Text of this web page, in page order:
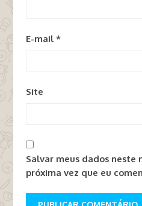
E-mail *
Site
Salvar meus dados neste
próxima vez que eu